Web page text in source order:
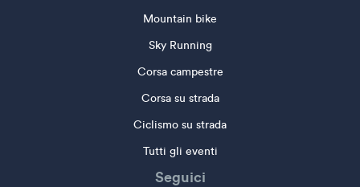
Mountain bike
Sky Running
Corsa campestre
Corsa su strada
Ciclismo su strada
Tutti gli eventi
Seguici